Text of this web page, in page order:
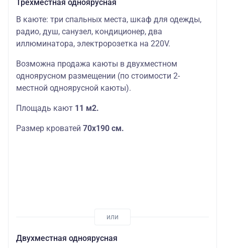
Трехместная одноярусная
В каюте: три спальных места, шкаф для одежды,
радио, душ, санузел, кондиционер, два
иллюминатора, электророзетка на 220V.
Возможна продажа каюты в двухместном
одноярусном размещении (по стоимости 2-
местной одноярусной каюты).
Площадь кают 11 м2.
Размер кроватей 70х190 см.
Двухместная одноярусная